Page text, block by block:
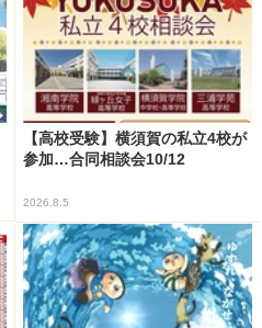
【高校受験】横須賀の私立4校が
参加…合同相談会10/12
2026.8.5